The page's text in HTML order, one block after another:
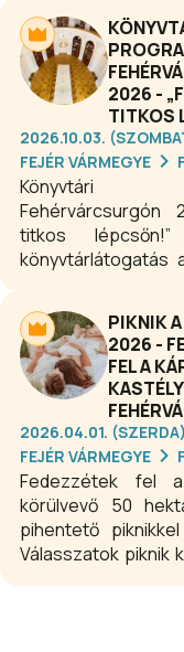
kulturális
koncertek és
közönséget. Ez a
évben különleges
arra, hogy együtt
értékeit,
szórakozással
rendezvény
2026 -
TITKOS
2026.10.03.
FEJÉR VÁRMEGYE
Könyvtári
Fehérvárcsurgón
titkos
könyvtárlátogatás
kastély páratlan
több száz éves
hagyatékait egy
induló sétán.
PIKNIK
2026 -
FEL A
2026.04.01.
FEJÉR VÁRMEGYE
Fedezzétek fel a
körülvevő 50
pihentető
Válasszatok piknik